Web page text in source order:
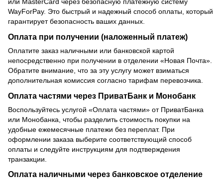
WayForPay. Это быстрый и надежный способ оплаты, который
гарантирует безопасность ваших данных.
Оплата при получении (наложенный платеж)
Оплатите заказ наличными или банковской картой
непосредственно при получении в отделении «Новая Почта».
Обратите внимание, что за эту услугу может взиматься
дополнительная комиссия согласно тарифам перевозчика.
Оплата частями через ПриватБанк и Монобанк
Воспользуйтесь услугой «Оплата частями» от ПриватБанка
или Монобанка, чтобы разделить стоимость покупки на
удобные ежемесячные платежи без переплат. При
оформлении заказа выберите соответствующий способ
оплаты и следуйте инструкциям для подтверждения
транзакции.
Оплата наличными через банковское отделение